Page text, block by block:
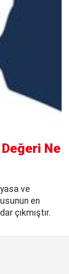
Ne
ve
en
çıkmıştır.